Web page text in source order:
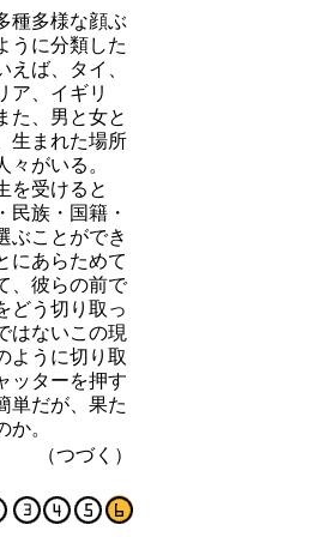
種多様な顔ぶ
うに分類した
えば、タイ、
ア、イギリ
た、男と女と
生まれた場所
々がいる。
を受けると
民族・国籍・
ぶことができ
にあらためて
、彼らの前で
どう切り取っ
はないこの現
ように切り取
ッターを押す
単だが、果た
か。
（つづく）